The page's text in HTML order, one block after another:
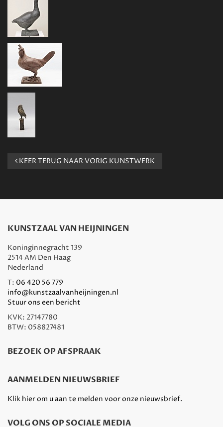
KEER TERUG NAAR VORIG KUNSTWERK
KUNSTZAAL VAN HEIJNINGEN
Koninginnegracht 139
2514 AM Den Haag
Nederland
T: 06 420 56 779
info@kunstzaalvanheijningen.nl
Stuur ons een bericht
KVK: 27147780
BTW: 058827481
BEZOEK OP AFSPRAAK
AANMELDEN NIEUWSBRIEF
Klik hier om u aan te melden voor onze nieuwsbrief.
VOLG ONS OP SOCIALE MEDIA